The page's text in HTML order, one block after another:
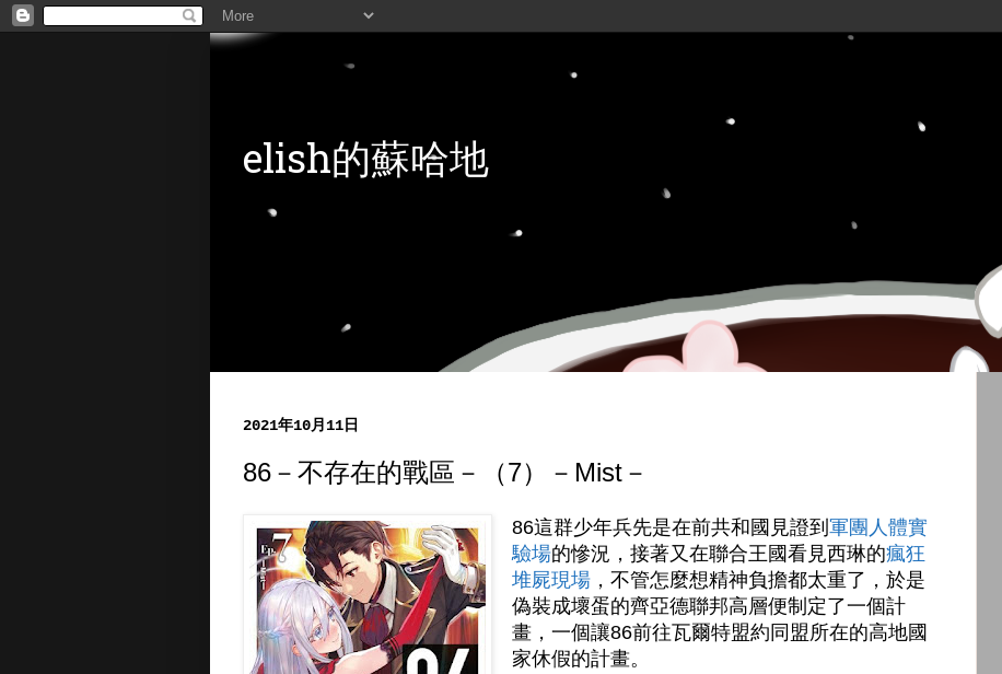
elish的蘇哈地
2021年10月11日
86－不存在的戰區－（7）－Mist－
86這群少年兵先是在前共和國見證到 軍團人體實
驗場的慘況，接著又在聯合王國看見西琳的瘋狂
堆屍現場，不管怎麼想精神負擔都太重了，於是
偽裝成壞蛋的齊亞德聯邦高層便制定了一個計
畫，一個讓86前往瓦爾特盟約同盟所在的高地國
家休假的計畫。